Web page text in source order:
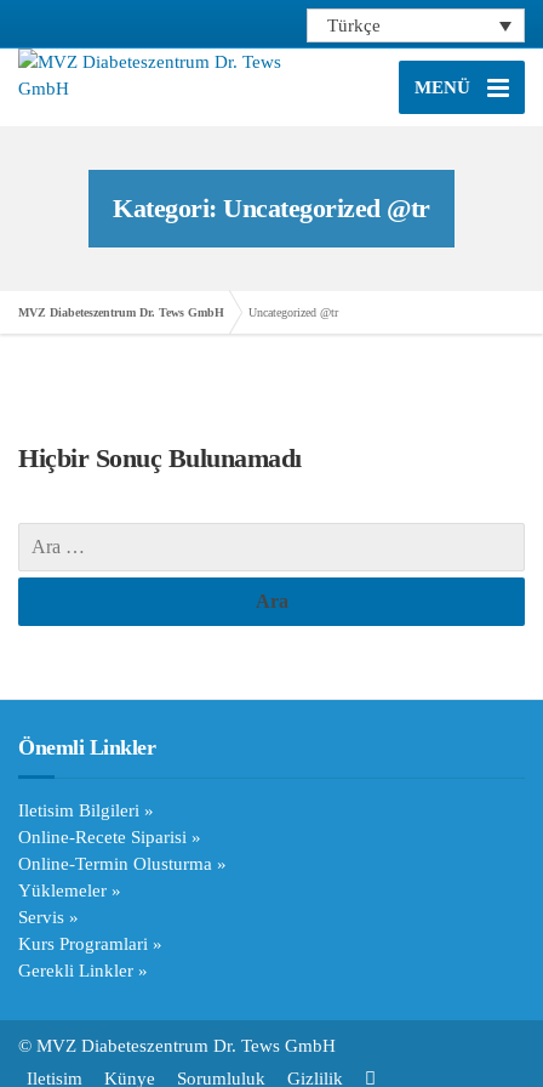
Türkçe
MENÜ
Kategori: Uncategorized @tr
MVZ Diabeteszentrum Dr. Tews GmbH Uncategorized @tr
Hiçbir Sonuç Bulunamadı
Önemli Linkler
Iletisim Bilgileri »
Online-Recete Siparisi »
Online-Termin Olusturma »
Yüklemeler »
Servis »
Kurs Programlari »
Gerekli Linkler »
© MVZ Diabeteszentrum Dr. Tews GmbH
Iletisim
Künye Sorumluluk Gizlilik